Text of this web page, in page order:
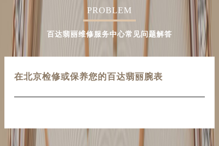
PROBLEM
百达翡丽维修服务中心常见问题解答
在北京检修或保养您的百达翡丽腕表